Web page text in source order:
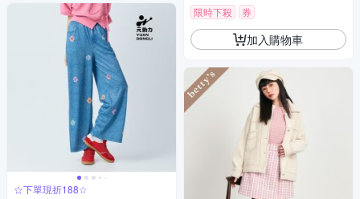
☆下單現折188☆
限時下殺 券
加入購物車